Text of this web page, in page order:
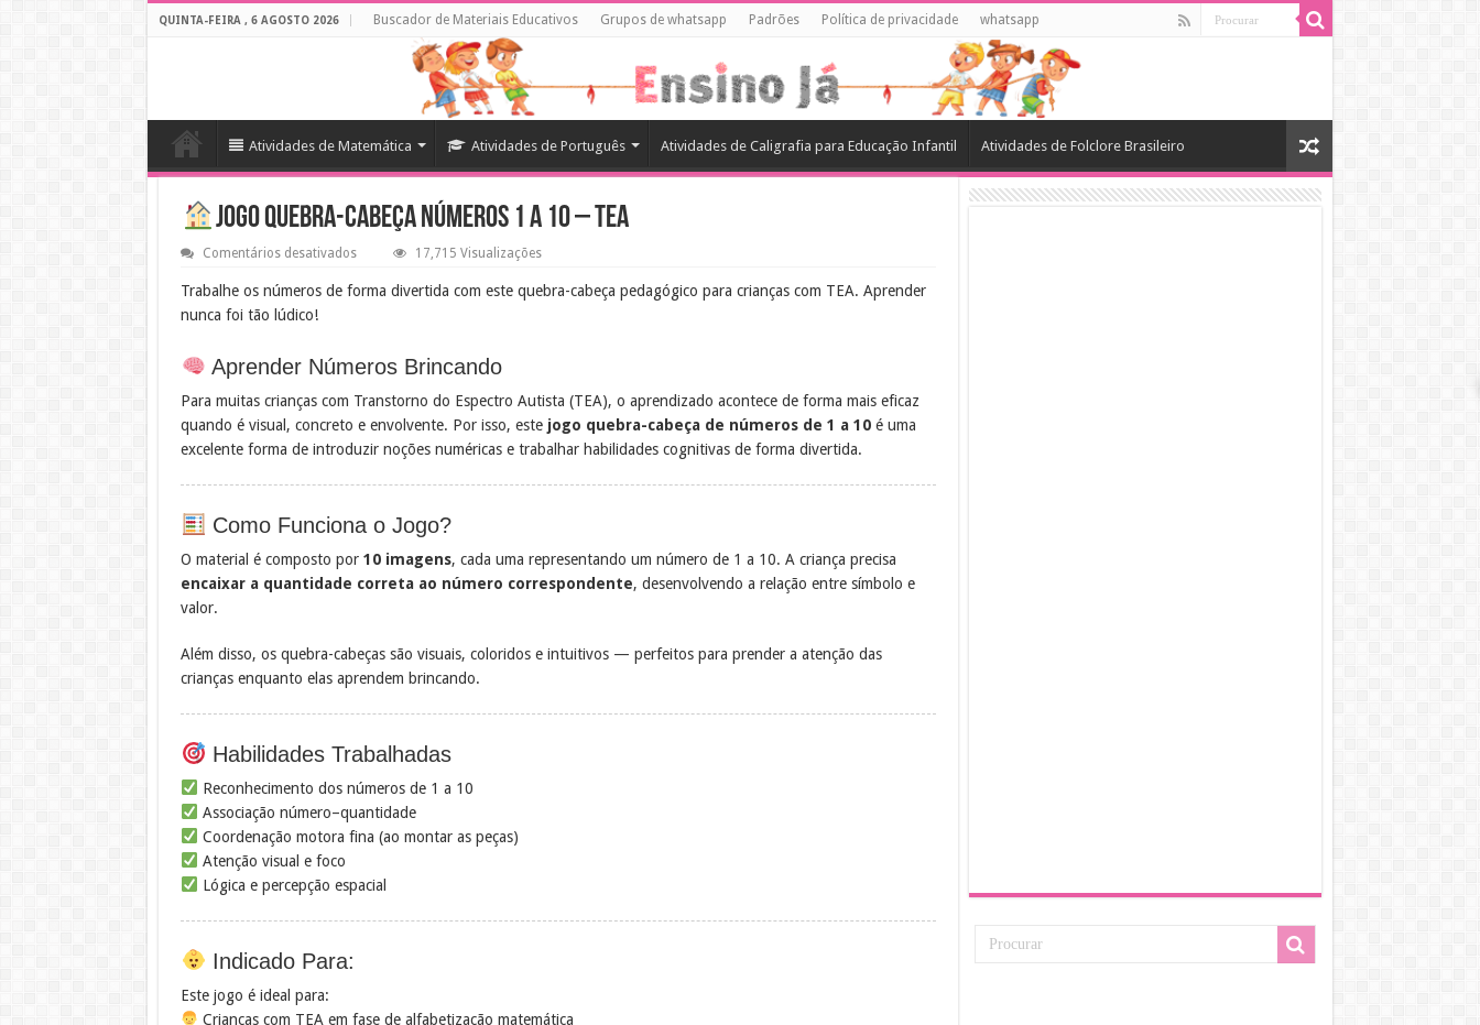
QUINTA-FEIRA , 6 AGOSTO 2026 Buscador de Materiais Educativos Grupos de whatsapp Padrões Política de privacidade whatsapp
Atividades de Matemática Atividades de Português Atividades de Caligrafia para Educação Infantil Atividades de Folclore Brasileiro
Jogo Quebra-Cabeça Números 1 a 10 – TEA
Comentários desativadosem
Quebra-
Cabeça
10
–
17,715 Visualizações
Trabalhe os números de forma divertida com este quebra-cabeça pedagógico para crianças com TEA. Aprender
nunca foi tão lúdico!
Aprender Números Brincando
Para muitas crianças com Transtorno do Espectro Autista (TEA), o aprendizado acontece de forma mais eficaz
quando é visual, concreto e envolvente. Por isso, este jogo quebra-cabeça de números de 1 a 10 é uma
excelente forma de introduzir noções numéricas e trabalhar habilidades cognitivas de forma divertida.
Como Funciona o Jogo?
O material é composto por10 imagens, cada uma representando um número de 1 a 10. A criança precisa
encaixar a quantidade correta ao número correspondente, desenvolvendo a relação entre símbolo e
valor.
Além disso, os quebra-cabeças são visuais, coloridos e intuitivos — perfeitos para prender a atenção das
crianças enquanto elas aprendem brincando.
Habilidades Trabalhadas
Reconhecimento dos números de 1 a 10
Associação número–quantidade
Coordenação motora fina (ao montar as peças)
Atenção visual e foco
Lógica e percepção espacial
Indicado Para:
Este jogo é ideal para:
Crianças com TEA em fase de alfabetização matemática